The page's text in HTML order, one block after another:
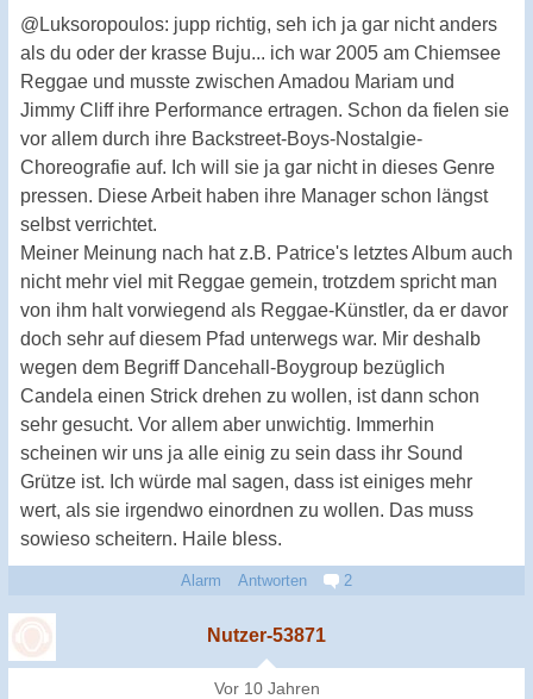
@Luksoropoulos: jupp richtig, seh ich ja gar nicht anders
als du oder der krasse Buju... ich war 2005 am Chiemsee
Reggae und musste zwischen Amadou Mariam und
Jimmy Cliff ihre Performance ertragen. Schon da fielen sie
vor allem durch ihre Backstreet-Boys-Nostalgie-
Choreografie auf. Ich will sie ja gar nicht in dieses Genre
pressen. Diese Arbeit haben ihre Manager schon längst
selbst verrichtet.
Meiner Meinung nach hat z.B. Patrice's letztes Album auch
nicht mehr viel mit Reggae gemein, trotzdem spricht man
von ihm halt vorwiegend als Reggae-Künstler, da er davor
doch sehr auf diesem Pfad unterwegs war. Mir deshalb
wegen dem Begriff Dancehall-Boygroup bezüglich
Candela einen Strick drehen zu wollen, ist dann schon
sehr gesucht. Vor allem aber unwichtig. Immerhin
scheinen wir uns ja alle einig zu sein dass ihr Sound
Grütze ist. Ich würde mal sagen, dass ist einiges mehr
wert, als sie irgendwo einordnen zu wollen. Das muss
sowieso scheitern. Haile bless.
Alarm Antworten 2
Nutzer-53871
Vor 10 Jahren